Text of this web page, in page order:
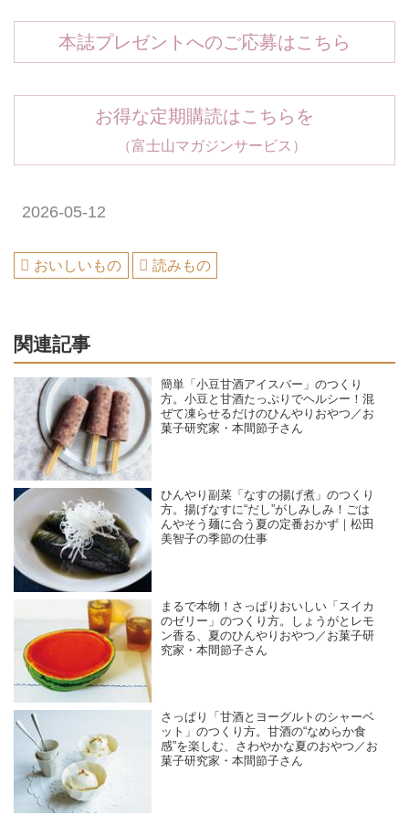
本誌プレゼントへのご応募はこちら
お得な定期購読はこちらを
（富士山マガジンサービス）
2026-05-12
おいしいもの 読みもの
関連記事
簡単「小豆甘酒アイスバー」のつくり
方。小豆と甘酒たっぷりでヘルシー！混
ぜて凍らせるだけのひんやりおやつ／お
菓子研究家・本間節子さん
ひんやり副菜「なすの揚げ煮」のつくり
方。揚げなすに“だし”がしみしみ！ごは
んやそう麺に合う夏の定番おかず｜松田
美智子の季節の仕事
まるで本物！さっぱりおいしい「スイカ
のゼリー」のつくり方。しょうがとレモ
ン香る、夏のひんやりおやつ／お菓子研
究家・本間節子さん
さっぱり「甘酒とヨーグルトのシャーベ
ット」のつくり方。甘酒の“なめらか食
感”を楽しむ、さわやかな夏のおやつ／お
菓子研究家・本間節子さん